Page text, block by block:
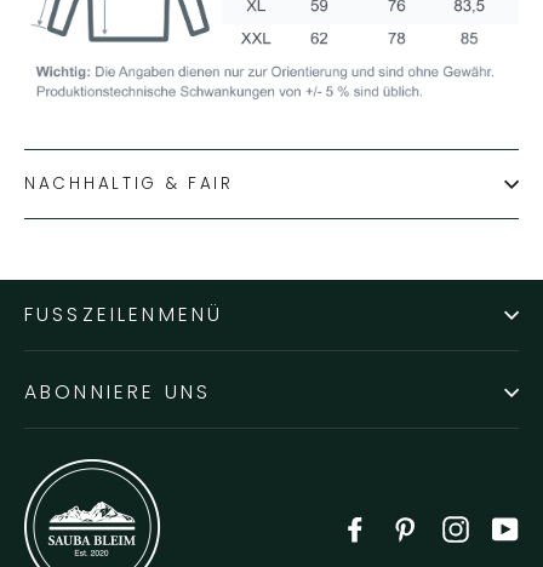
NACHHALTIG & FAIR
FUSSZEILENMENÜ
ABONNIERE UNS
FacebookPinterest